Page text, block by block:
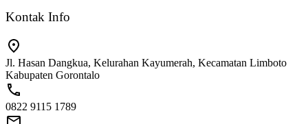
Kontak Info
Jl. Hasan Dangkua, Kelurahan Kayumerah, Kecamatan Limboto
Kabupaten Gorontalo
0822 9115 1789